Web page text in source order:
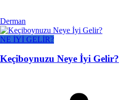
Derman
NE İYİ GELİR?
Keçiboynuzu Neye İyi Gelir?